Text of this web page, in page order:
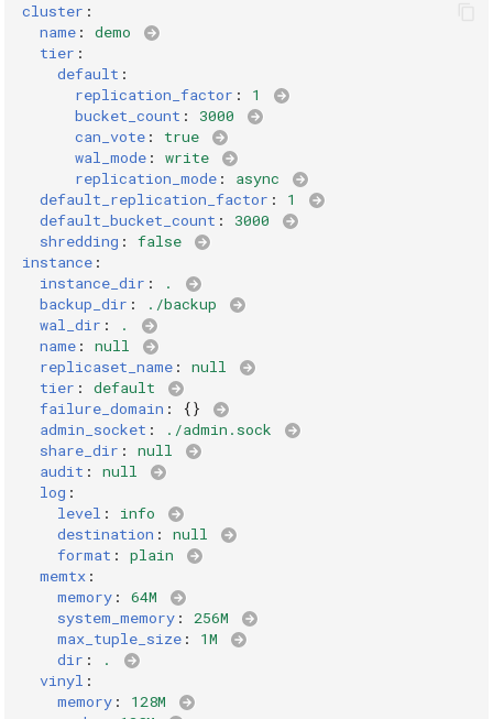
instance.pgproto.enabled
instance.pgproto.listen
instance.pgproto.tls
instance.plugin
instance.replicaset_name
instance.share_dir
instance.tier
instance.vinyl.bloom_fpr
instance.vinyl.cache
instance.vinyl.dir
instance.vinyl.max_tuple_size
instance.vinyl.memory
cluster :
name :
demo
tier :
default :
replication_factor :
1
bucket_count :
3000
can_vote :
true
wal_mode :
write
replication_mode :
async
default_replication_factor :
1
default_bucket_count :
3000
shredding :
false
instance :
instance_dir :
.
backup_dir :
./backup
wal_dir :
.
name :
null
replicaset_name :
null
tier :
default
failure_domain :
{}
admin_socket :
./admin.sock
share_dir :
null
audit :
null
log :
level :
info
destination :
null
format :
plain
memtx :
memory :
64M
system_memory :
256M
max_tuple_size :
1M
dir :
.
vinyl :
memory :
128M